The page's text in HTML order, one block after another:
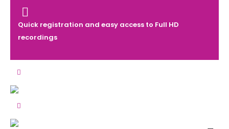
Quick registration and easy access to Full HD
recordings